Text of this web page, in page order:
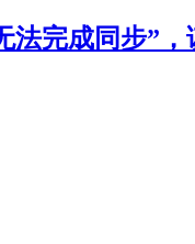
法完成同步”，